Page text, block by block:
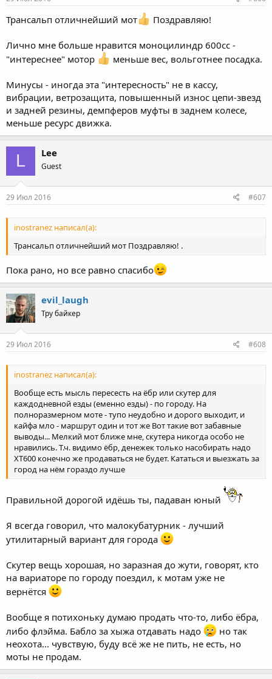
Трансальп отличнейший мот Поздравляю!
Лично мне больше нравится моноцилиндр 600сс -
"интереснее" мотор
меньше вес, вольготнее посадка.
Минусы - иногда эта "интересность" не в кассу,
вибрации, ветрозащита, повышенный износ цепи-звезд
и задней резины, демпферов муфты в заднем колесе,
меньше ресурс движка.
L Lee
Guest
29 Июл 2016 #607
inostranez написал(а):
Трансальп отличнейший мот Поздравляю! .
Пока рано, но все равно спасибо
evil_laugh
Тру байкер
29 Июл 2016 #608
inostranez написал(а):
Вообще есть мысль пересесть на ёбр или скутер для
каждодневной езды (еменно езды) - по городу. На
полноразмерном моте - тупо неудобно и дорого выходит, и
кайфа мло - маршрут один и тот же Вот такие вот забавные
выводы... Мелкий мот ближе мне, скутера никогда особо не
нравились. Т.ч. видимо ёбр, денежек только насобирать надо
ХТ600 конечно же продаваться не будет. Кататься и выезжать за
город на нём гораздо лучше
Правильной дорогой идёшь ты, падаван юный
Я всегда говорил, что малокубатурник - лучший
утилитарный вариант для города
Скутер вещь хорошая, но заразная до жути, говорят, кто
на вариаторе по городу поездил, к мотам уже не
вернётся
Вообще я потихоньку думаю продать что-то, либо ёбра,
либо флэйма. Бабло за хыжа отдавать надо
но так
неохота... чувствую, буду всё же не пить, не есть, но
моты не продам.